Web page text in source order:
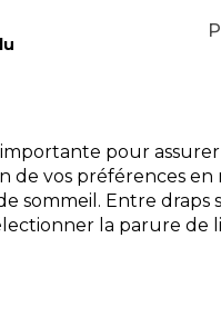
pour
vos préférences
sommeil. Entre
la parure de